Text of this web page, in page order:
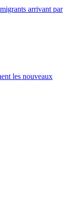
arrivant par
les nouveaux